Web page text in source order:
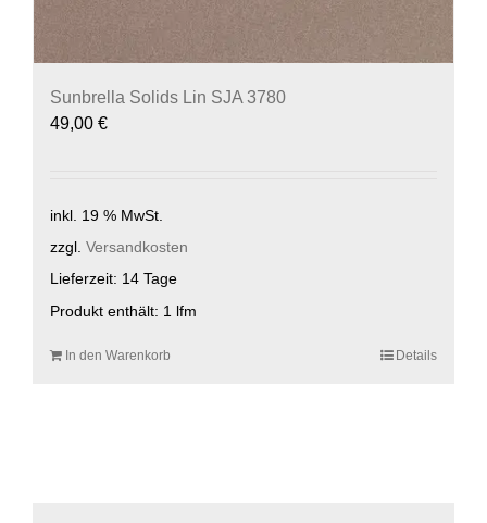
Sunbrella Solids Lin SJA 3780
49,00 €
inkl. 19 % MwSt.
zzgl. Versandkosten
Lieferzeit: 14 Tage
Produkt enthält: 1 lfm
In den Warenkorb Details